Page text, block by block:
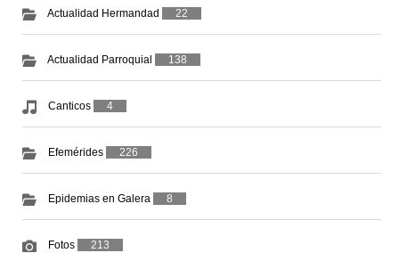
Actualidad Hermandad 22
Actualidad Parroquial 138
Canticos 4
Efemérides 226
Epidemias en Galera 8
Fotos 213